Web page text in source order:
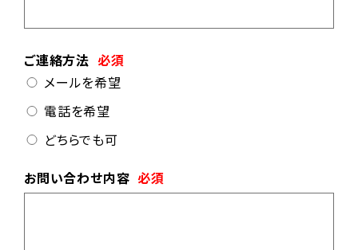
ご連絡方法 必須
メールを希望
電話を希望
どちらでも可
お問い合わせ内容 必須